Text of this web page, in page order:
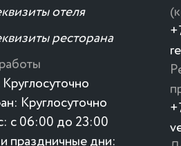
отеля
ресторана
Круглосуточно
Круглосуточно
с 06:00 до 23:00
праздничные дни: